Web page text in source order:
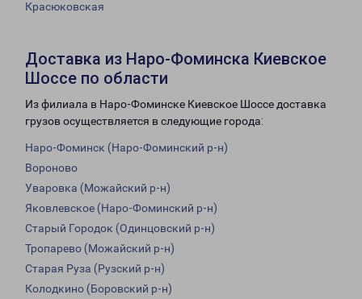
Красюковская
Доставка из Наро-Фоминска Киевское
Шоссе по области
Из филиала в Наро-Фоминске Киевское Шоссе доставка
грузов осуществляется в следующие города:
Наро-Фоминск (Наро-Фоминский р-н)
Вороново
Уваровка (Можайский р-н)
Яковлевское (Наро-Фоминский р-н)
Старый Городок (Одинцовский р-н)
Тропарево (Можайский р-н)
Старая Руза (Рузский р-н)
Колодкино (Боровский р-н)